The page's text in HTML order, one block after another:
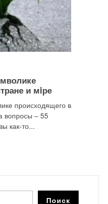
и мiре
происходящего в
вопросы ‒ 55
как-то...